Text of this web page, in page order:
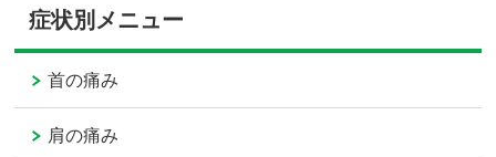
症状別メニュー
首の痛み
肩の痛み